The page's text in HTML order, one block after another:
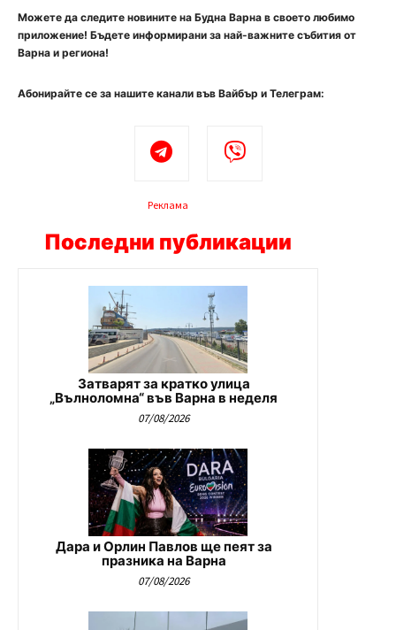
Можете да следите новините на Будна Варна в своето любимо
приложение! Бъдете информирани за най-важните събития от
Варна и региона!
Абонирайте се за нашите канали във Вайбър и Телеграм:
Реклама
Последни публикации
Затварят за кратко улица
„Вълноломна“ във Варна в неделя
07/08/2026
Дара и Орлин Павлов ще пеят за
празника на Варна
07/08/2026